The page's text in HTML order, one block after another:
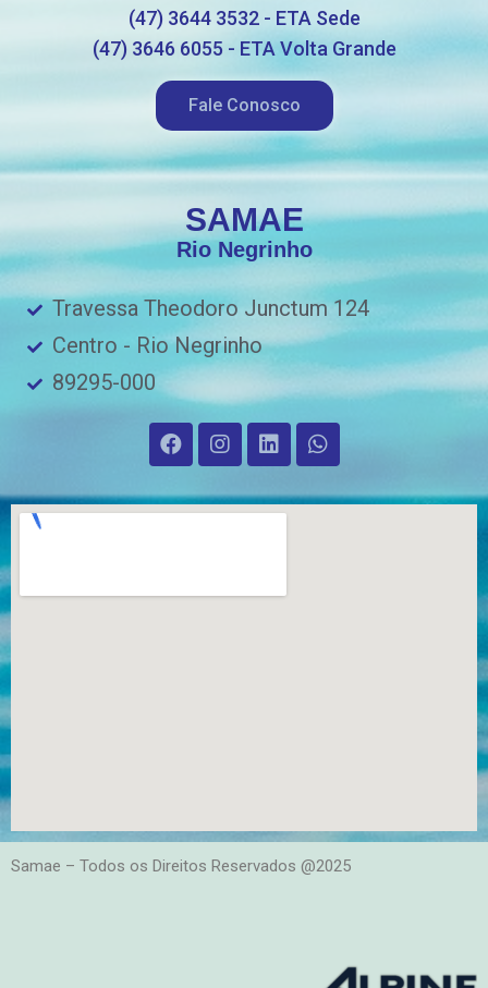
(47) 3644 3532 - ETA Sede
(47) 3646 6055 - ETA Volta Grande
Fale Conosco
SAMAE
Rio Negrinho
Travessa Theodoro Junctum 124
Centro - Rio Negrinho
89295-000
Samae – Todos os Direitos Reservados @2025